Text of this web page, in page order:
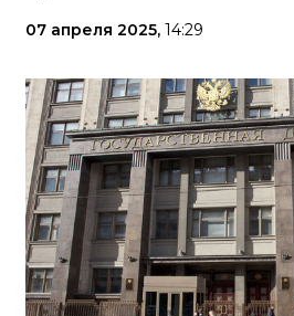
07 апреля 2025, 14:29